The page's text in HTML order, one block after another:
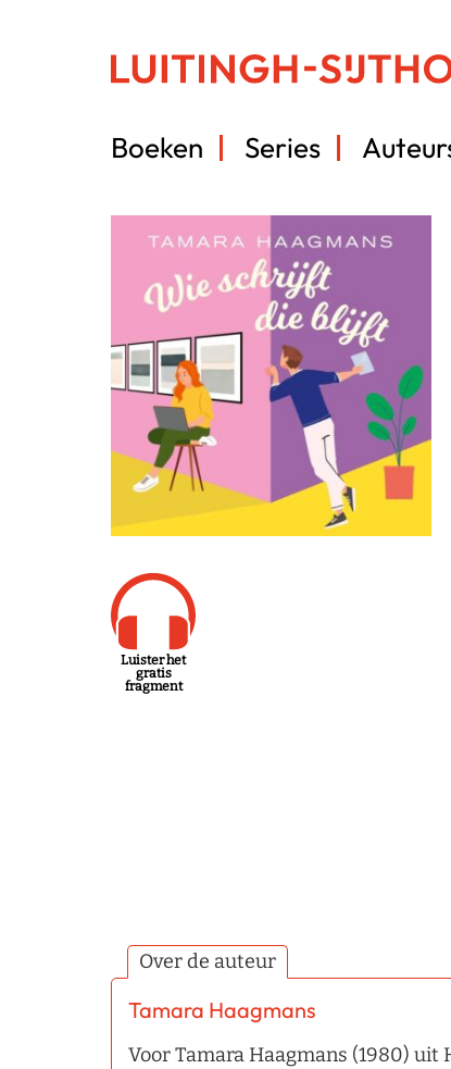
Boeken Series
Luister het
gratis
fragment
Over de auteur
Tamara Haagmans
Voor Tamara Haagmans (1980)